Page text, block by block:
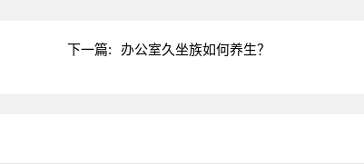
下一篇: 办公室久坐族如何养生？